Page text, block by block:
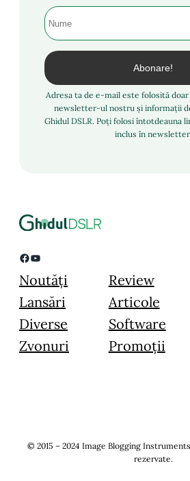
Adresa ta de e-mail este folosită
newsletter-ul nostru și informații
Ghidul DSLR. Poți folosi întotdeauna
inclus în newsletter.
Facebook YouTube
Noutăți
Lansări
Diverse
Zvonuri
Review
Articole
Software
Promoții
© 2015 – 2024 Image Blogging
rezervate.